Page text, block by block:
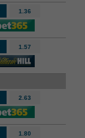
1.36
1.57
2.63
1.80